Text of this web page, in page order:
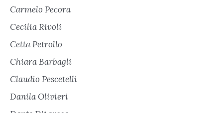
Carmelo Pecora
Cecilia Rivoli
Cetta Petrollo
Chiara Barbagli
Claudio Pescetelli
Danila Olivieri